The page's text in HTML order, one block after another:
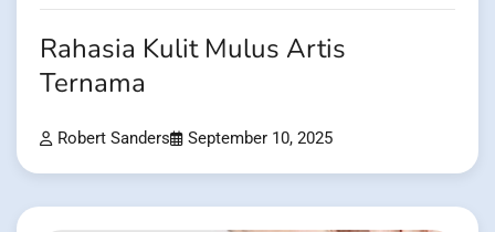
Rahasia Kulit Mulus Artis
Ternama
Robert Sanders September 10, 2025